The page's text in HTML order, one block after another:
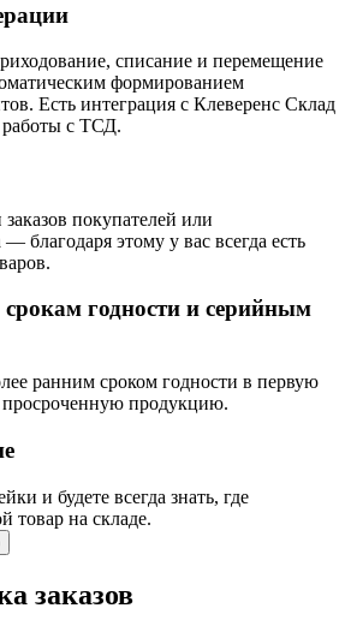
списание и перемещение
формированием
Есть интеграция с Клеверенс Склад
с ТСД.
покупателей или
благодаря этому у вас всегда есть
годности и серийным
ранним сроком годности в первую
просроченную продукцию.
и будете всегда знать, где
товар на складе.
заказов